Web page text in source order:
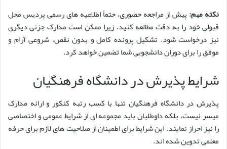
نکته مهم:پیش از مراجعه حضوری، حتماً اطلاعیه های رسمی پردیس محل
قبولی خود را به دقت مطالعه کنید، زیرا ممکن است مدارک جزئی دیگری
نیز درخواست شود. تشکیل پرونده کامل و بدون نقص، شروعی آرام و
موفق را برای دوران دانشجویی شما تضمین خواهد کرد.
شرایط پذیرش در دانشگاه فرهنگیان
پذیرش در دانشگاه فرهنگیان تنها با کسب رتبه کنکور و ارائه مدارک
میسر نیست، بلکه داوطلبان باید مجموعه ای از شرایط عمومی و اختصاصی
را نیز احراز نمایند. این شرایط برای اطمینان از صلاحیت های لازم برای حرفه
معلمی تدوین شده اند.